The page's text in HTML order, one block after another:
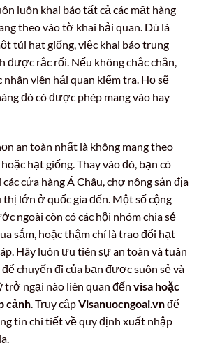
luôn khai báo tất cả các mặt hàng
theo vào tờ khai hải quan. Dù là
túi hạt giống, việc khai báo trung
được rắc rối. Nếu không chắc chắn,
nhân viên hải quan kiểm tra. Họ sẽ
đó có được phép mang vào hay
an toàn nhất là không mang theo
hạt giống. Thay vào đó, bạn có
cửa hàng Á Châu, chợ nông sản địa
thị lớn ở quốc gia đến. Một số cộng
ngoài còn có các hội nhóm chia sẻ
sắm, hoặc thậm chí là trao đổi hạt
Hãy luôn ưu tiên sự an toàn và tuân
chuyến đi của bạn được suôn sẻ và
trở ngại nào liên quan đến visa hoặc
cảnh. Truy cậpVisanuocngoai.vnđể
tin chi tiết về quy định xuất nhập